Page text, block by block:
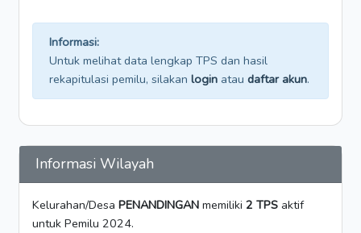
Informasi:
Untuk melihat data lengkap TPS dan hasil
rekapitulasi pemilu, silakan login atau daftar akun.
Informasi Wilayah
Kelurahan/Desa PENANDINGAN memiliki 2 TPS aktif
untuk Pemilu 2024.